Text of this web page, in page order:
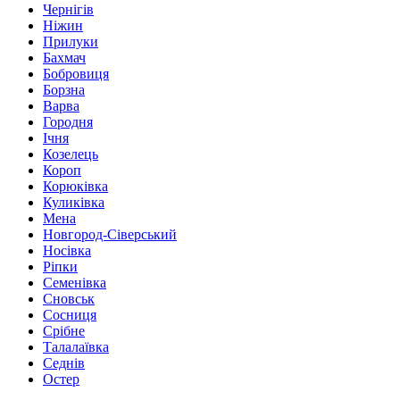
Чернігів
Ніжин
Прилуки
Бахмач
Бобровиця
Борзна
Варва
Городня
Ічня
Козелець
Короп
Корюківка
Куликівка
Мена
Новгород-Сіверський
Носівка
Ріпки
Семенівка
Сновськ
Сосниця
Срібне
Талалаївка
Седнів
Остер